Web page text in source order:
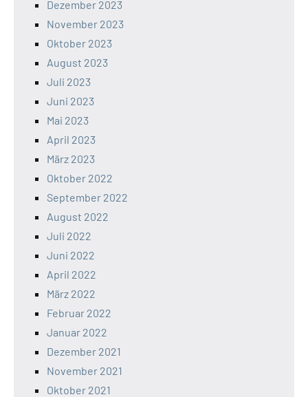
Dezember 2023
November 2023
Oktober 2023
August 2023
Juli 2023
Juni 2023
Mai 2023
April 2023
März 2023
Oktober 2022
September 2022
August 2022
Juli 2022
Juni 2022
April 2022
März 2022
Februar 2022
Januar 2022
Dezember 2021
November 2021
Oktober 2021